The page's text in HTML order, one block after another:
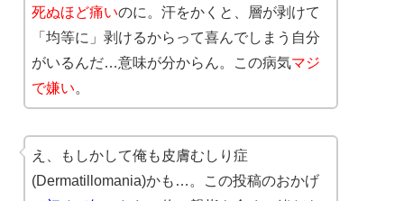
死ぬほど痛いのに。汗をかくと、層が剥けて
「均等に」剥けるからって喜んでしまう自分
がいるんだ…意味が分からん。この病気マジ
で嫌い。
え、もしかして俺も皮膚むしり症
(Dermatillomania)かも…。この投稿のおかげ